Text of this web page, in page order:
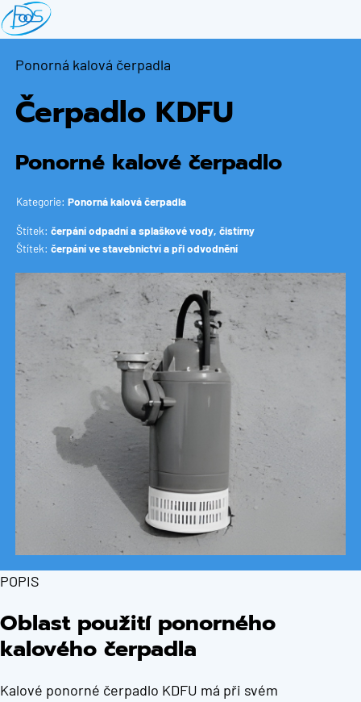
Přejít
k
obsahu
Ponorná kalová čerpadla
Čerpadlo KDFU
Ponorné kalové čerpadlo
Kategorie: Ponorná kalová čerpadla
Štítek: čerpání odpadní a splaškové vody, čistírny
Štítek: čerpání ve stavebnictví a při odvodnění
POPIS
Oblast použití ponorného
kalového čerpadla
Kalové ponorné čerpadlo KDFU má při svém